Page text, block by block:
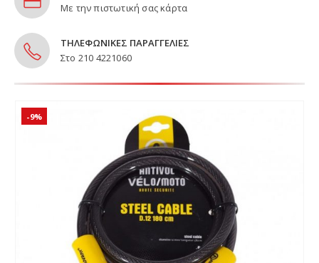
Με την πιστωτική σας κάρτα
ΤΗΛΕΦΩΝΙΚΕΣ ΠΑΡΑΓΓΕΛΙΕΣ
Στο 210 4221060
-9%